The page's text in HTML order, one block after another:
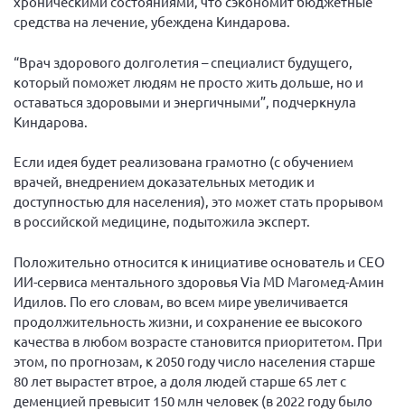
Самарская область СОРС
Самарская область ПРИЗМА
Самарская область СГОРС
Свердловская область
Смоленская область
Сахалинская область
Томская область
Ульяновская область
Челябинская область
Ярославская область
средства на лечение, убеждена Киндарова.
“Врач здорового долголетия – специалист будущего,
который поможет людям не просто жить дольше, но и
оставаться здоровыми и энергичными”, подчеркнула
Киндарова.
Если идея будет реализована грамотно (с обучением
врачей, внедрением доказательных методик и
доступностью для населения), это может стать прорывом
в российской медицине, подытожила эксперт.
Положительно относится к инициативе основатель и СЕО
ИИ-сервиса ментального здоровья Via MD Магомед-Амин
Идилов. По его словам, во всем мире увеличивается
продолжительность жизни, и сохранение ее высокого
качества в любом возрасте становится приоритетом. При
этом, по прогнозам, к 2050 году число населения старше
80 лет вырастет втрое, а доля людей старше 65 лет с
деменцией превысит 150 млн человек (в 2022 году было